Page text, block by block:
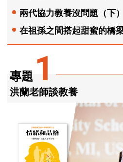
專題 1
洪蘭老師談教養
兩代協力教養沒問題（下）
在祖孫之間搭起甜蜜的橋